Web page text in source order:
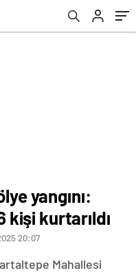
yangını:
kişi kurtarıldı
20:07
Mahallesi